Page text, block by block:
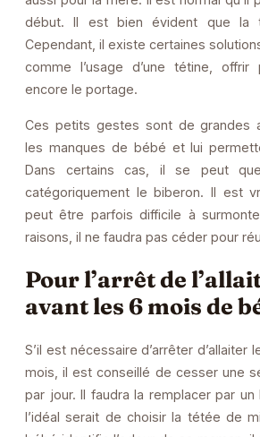
début. Il est bien évident que la
Cependant, il existe certaines
comme l’usage d’une tétine,
encore le portage.
Ces petits gestes sont de grandes
les manques de bébé et lui
Dans certains cas, il se peut
catégoriquement le biberon. Il est
peut être parfois difficile à
raisons, il ne faudra pas céder pour
Pour l’arrêt de
avant les 6 mois de
S’il est nécessaire d’arrêter d’allaiter
mois, il est conseillé de cesser une
par jour. Il faudra la remplacer par un
l’idéal serait de choisir la tétée de